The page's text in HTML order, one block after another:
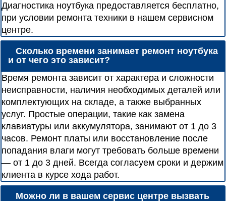
Диагностика ноутбука предоставляется бесплатно,
при условии ремонта техники в нашем сервисном
центре.
Сколько времени занимает ремонт ноутбука
и от чего это зависит?
Время ремонта зависит от характера и сложности
неисправности, наличия необходимых деталей или
комплектующих на складе, а также выбранных
услуг. Простые операции, такие как замена
клавиатуры или аккумулятора, занимают от 1 до 3
часов. Ремонт платы или восстановление после
попадания влаги могут требовать больше времени
— от 1 до 3 дней. Всегда согласуем сроки и держим
клиента в курсе хода работ.
Можно ли в вашем сервис центре вызвать